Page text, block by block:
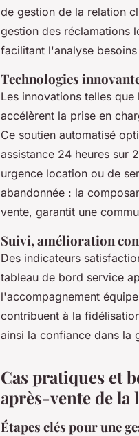
de gestion de la relation
gestion des réclamations
facilitant l'analyse
Technologies
Les innovations telles
accélèrent la prise en
Ce soutien automatisé
assistance 24 heures sur
urgence location ou de
abandonnée : la
vente, garantit une
Suivi, amélioration
Des indicateurs
tableau de bord service
l'accompagnement
contribuent à la
ainsi la confiance dans la
Cas pratiques et
après-vente de la
Étapes clés pour une